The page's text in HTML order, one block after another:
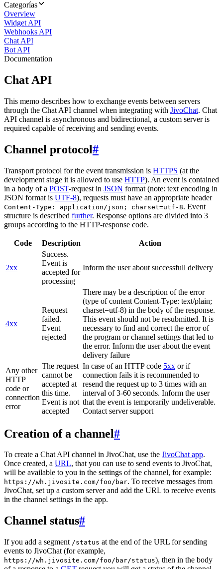
Categorías
Overview
Widget API
Webhooks API
Chat API
Bot API
Documentation
Chat API
This memo describes how to exchange events between servers
through the Chat API channel when integrating with JivoChat. Chat
API channel is asynchronous and bidirectional, a custom server is
required capable of receiving and sending events.
Channel protocol#
Transport protocol for the event transmission is HTTPS (at the
development stage it is allowed to use HTTP). An event is contained
in a body of a POST-request in JSON format (note: text encoding in
JSON format is UTF-8), requests must have an appropriate header
Content-Type: application/json; charset=utf-8. Event
structure is described further. Response options are divided into 3
groups according to the HTTP-response code.
Code Description Action
2xx
Success.
Event is
accepted for
processing
Inform the user about successfull delivery
4xx
Request
failed.
Event
rejected
There may be a description of the error
(type of content Content-Type: text/plain;
charset=utf-8) in the body of the response.
This event should not be resubmitted. It is
necessary to find and correct the error of
the program or channel settings that led to
the error. Inform the user about the event
delivery failure
Any other
HTTP
code or
connection
error
The request
cannot be
accepted at
this time.
Event is not
accepted
In case of an HTTP code 5xx or if
connection fails it is recommended to
resend the request up to 3 times with an
interval of 3-60 seconds. Inform the user
that the event is temporarily undeliverable.
Contact server support
Creation of a channel#
To create a Chat API channel in JivoChat, use the JivoChat app.
Once created, a URL, that you can use to send events to JivoChat,
will be available to you in the settings of the channel, for example:
https://wh.jivosite.com/foo/bar. To receive messages from
JivoChat, set up a custom server and add the URL to receive events
in the channel settings in the app.
Channel status#
If you add a segment /status at the end of the URL for sending
events to JivoChat (for example,
https://wh.jivosite.com/foo/bar/status), then in the body